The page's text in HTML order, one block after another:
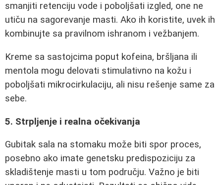
smanjiti retenciju vode i poboljšati izgled, one ne
utiču na sagorevanje masti. Ako ih koristite, uvek ih
kombinujte sa pravilnom ishranom i vežbanjem.
Kreme sa sastojcima poput kofeina, bršljana ili
mentola mogu delovati stimulativno na kožu i
poboljšati mikrocirkulaciju, ali nisu rešenje same za
sebe.
5. Strpljenje i realna očekivanja
Gubitak sala na stomaku može biti spor proces,
posebno ako imate genetsku predispoziciju za
skladištenje masti u tom području. Važno je biti